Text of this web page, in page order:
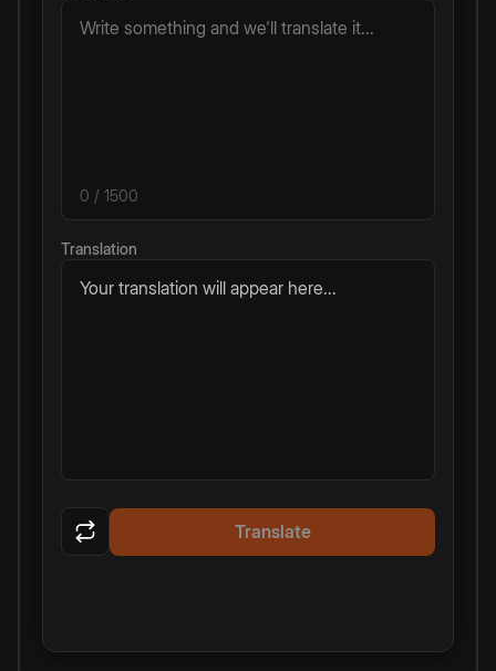
0 / 1500
Translation
Your translation will appear here...
Translate